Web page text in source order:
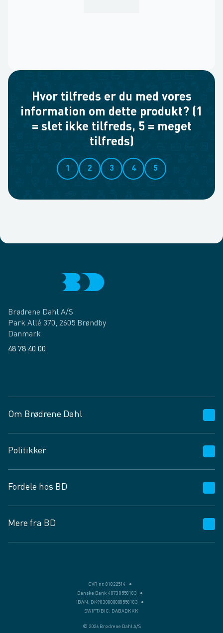
Hvor tilfreds er du med vores
information om dette produkt? (1
= slet ikke tilfreds, 5 = meget
tilfreds)
1 2 3 4 5
Brødrene Dahl A/S
Park Allé 370, 2605 Brøndby
Danmark
48 78 40 00
Om Brødrene Dahl
Vagttelefon 30 10 89 89
Spørgsmål og svar
Job og karriere
Fødevarekontrolrapport
Politikker
Privatlivspolitik
Cookies
Vilkår og betingelser
Fordele hos BD
BD app
BD.dk services
Mere fra BD
CVR nr. 81822514
Danske Bank 4073 8558183
IBAN: DK9830000008558183
SWIFT/BIC: DABADKKK
© 2026 Brødrene Dahl A/S